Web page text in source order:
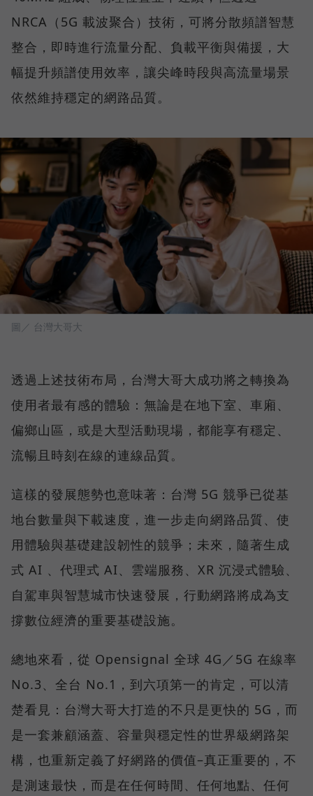
NRCA（5G 載波聚合）技術，可將分散頻譜智慧
整合，即時進行流量分配、負載平衡與備援，大
幅提升頻譜使用效率，讓尖峰時段與高流量場景
依然維持穩定的網路品質。
圖／ 台灣大哥大
透過上述技術布局，台灣大哥大成功將之轉換為
使用者最有感的體驗：無論是在地下室、車廂、
偏鄉山區，或是大型活動現場，都能享有穩定、
流暢且時刻在線的連線品質。
這樣的發展態勢也意味著：台灣 5G 競爭已從基
地台數量與下載速度，進一步走向網路品質、使
用體驗與基礎建設韌性的競爭；未來，隨著生成
式 AI 、代理式 AI、雲端服務、XR 沉浸式體驗、
自駕車與智慧城市快速發展，行動網路將成為支
撐數位經濟的重要基礎設施。
總地來看，從 Opensignal 全球 4G／5G 在線率
No.3、全台 No.1，到六項第一的肯定，可以清
楚看見：台灣大哥大打造的不只是更快的 5G，而
是一套兼顧涵蓋、容量與穩定性的世界級網路架
構，也重新定義了好網路的價值–真正重要的，不
是測速最快，而是在任何時間、任何地點、任何